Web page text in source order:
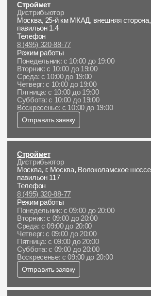
Строймет
Дистрибьютор
Москва, 25-й км МКАД, внешняя
павильон 1.4
Телефон
8 (495) 320-88-77
Режим работы
Понедельник: с 10:00 до 19:00
Вторник: с 10:00 до 19:00
Среда: с 10:00 до 19:00
Четверг: с 10:00 до 19:00
Пятница: с 10:00 до 19:00
Суббота: с 10:00 до 19:00
Воскресенье: с 10:00 до 19:00
Отправить заявку
Строймет
Дистрибьютор
Москва, г. Москва, Волоколамское
павильон 117
Телефон
8 (495) 320-88-77
Режим работы
Понедельник: с 09:00 до 20:00
Вторник: с 09:00 до 20:00
Среда: с 09:00 до 20:00
Четверг: с 09:00 до 20:00
Пятница: с 09:00 до 20:00
Суббота: с 09:00 до 20:00
Воскресенье: с 09:00 до 20:00
Отправить заявку